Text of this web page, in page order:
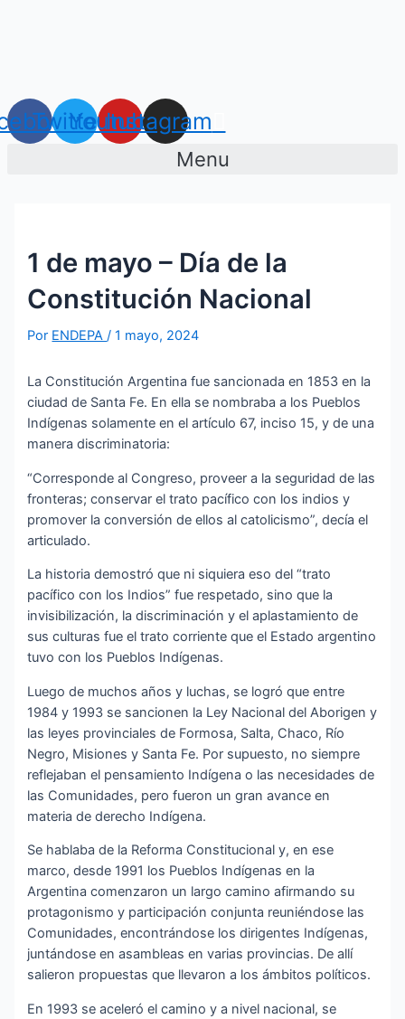
TwitterYoutube
Instagram
Menu
1 de mayo – Día de la
Constitución Nacional
Por ENDEPA/1 mayo, 2024
La Constitución Argentina fue sancionada en 1853 en la
ciudad de Santa Fe. En ella se nombraba a los Pueblos
Indígenas solamente en el artículo 67, inciso 15, y de una
manera discriminatoria:
“Corresponde al Congreso, proveer a la seguridad de las
fronteras; conservar el trato pacífico con los indios y
promover la conversión de ellos al catolicismo”, decía el
articulado.
La historia demostró que ni siquiera eso del “trato
pacífico con los Indios” fue respetado, sino que la
invisibilización, la discriminación y el aplastamiento de
sus culturas fue el trato corriente que el Estado argentino
tuvo con los Pueblos Indígenas.
Luego de muchos años y luchas, se logró que entre
1984 y 1993 se sancionen la Ley Nacional del Aborigen y
las leyes provinciales de Formosa, Salta, Chaco, Río
Negro, Misiones y Santa Fe. Por supuesto, no siempre
reflejaban el pensamiento Indígena o las necesidades de
las Comunidades, pero fueron un gran avance en
materia de derecho Indígena.
Se hablaba de la Reforma Constitucional y, en ese
marco, desde 1991 los Pueblos Indígenas en la
Argentina comenzaron un largo camino afirmando su
protagonismo y participación conjunta reuniéndose las
Comunidades, encontrándose los dirigentes Indígenas,
juntándose en asambleas en varias provincias. De allí
salieron propuestas que llevaron a los ámbitos políticos.
En 1993 se aceleró el camino y a nivel nacional, se